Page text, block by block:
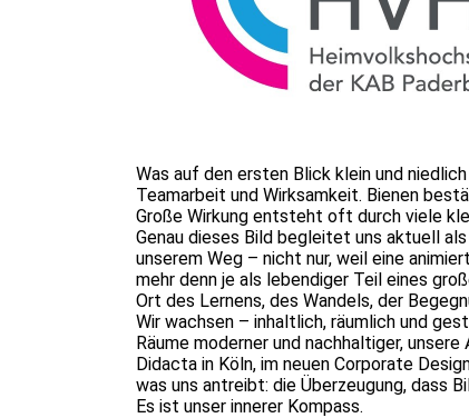
Was auf den ersten Blick klein und
Teamarbeit und Wirksamkeit. Bienen
Große Wirkung entsteht oft durch viele
Genau dieses Bild begleitet uns aktuell
unserem Weg – nicht nur, weil eine
mehr denn je als lebendiger Teil eines
Ort des Lernens, des Wandels, der
Wir wachsen – inhaltlich, räumlich und
Räume moderner und nachhaltiger,
Didacta in Köln, im neuen Corporate
was uns antreibt: die Überzeugung, dass
Es ist unser innerer Kompass.